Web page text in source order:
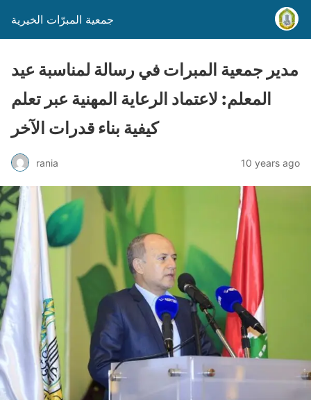
جمعية المبرّات الخيرية
مدير جمعية المبرات في رسالة لمناسبة عيد
المعلم: لاعتماد الرعاية المهنية عبر تعلم
كيفية بناء قدرات الآخر
rania 10 years ago